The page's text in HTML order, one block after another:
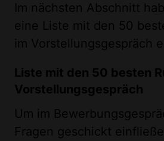
Im nächsten Abschnitt
eine Liste mit den 50
im Vorstellungsgespräch
Liste mit den 50 besten
Vorstellungsgespräch
Um im
Fragen geschickt